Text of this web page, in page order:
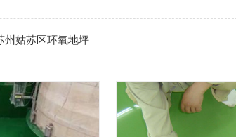
州姑苏区环氧地坪